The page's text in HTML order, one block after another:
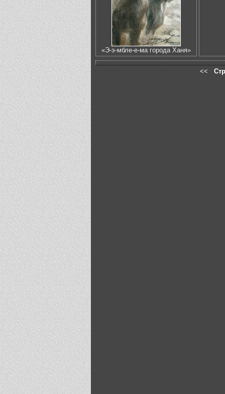
«Э-э-мбле-е-ма города Ханя»
<<